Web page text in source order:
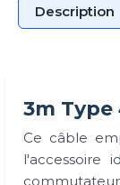
Description
3m
Ce câble
l'accessoire